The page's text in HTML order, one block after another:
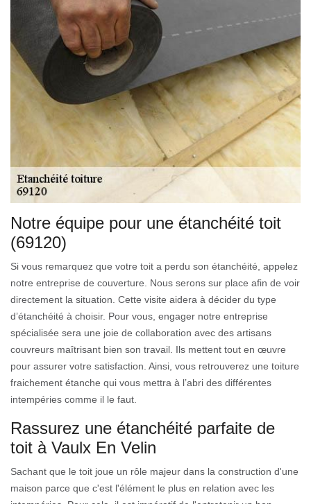
Notre équipe pour une étanchéité toit
(69120)
Si vous remarquez que votre toit a perdu son étanchéité, appelez
notre entreprise de couverture. Nous serons sur place afin de voir
directement la situation. Cette visite aidera à décider du type
d’étanchéité à choisir. Pour vous, engager notre entreprise
spécialisée sera une joie de collaboration avec des artisans
couvreurs maîtrisant bien son travail. Ils mettent tout en œuvre
pour assurer votre satisfaction. Ainsi, vous retrouverez une toiture
fraichement étanche qui vous mettra à l’abri des différentes
intempéries comme il le faut.
Rassurez une étanchéité parfaite de
toit à Vaulx En Velin
Sachant que le toit joue un rôle majeur dans la construction d'une
maison parce que c'est l'élément le plus en relation avec les